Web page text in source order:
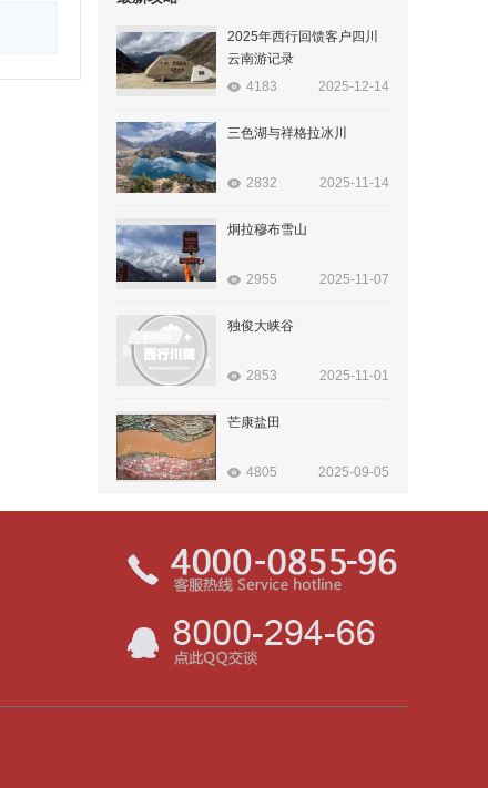
2025年西行回馈客户四川
云南游记录
4183
2025-12-14
三色湖与祥格拉冰川
2832 2025-11-14
炯拉穆布雪山
2955 2025-11-07
独俊大峡谷
2853 2025-11-01
芒康盐田
4805 2025-09-05